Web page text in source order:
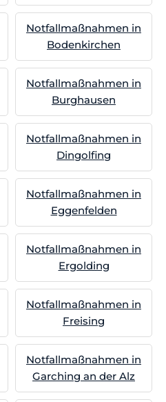
Notfallmaßnahmen in
Bodenkirchen
Notfallmaßnahmen in
Burghausen
Notfallmaßnahmen in
Dingolfing
Notfallmaßnahmen in
Eggenfelden
Notfallmaßnahmen in
Ergolding
Notfallmaßnahmen in
Freising
Notfallmaßnahmen in
Garching an der Alz